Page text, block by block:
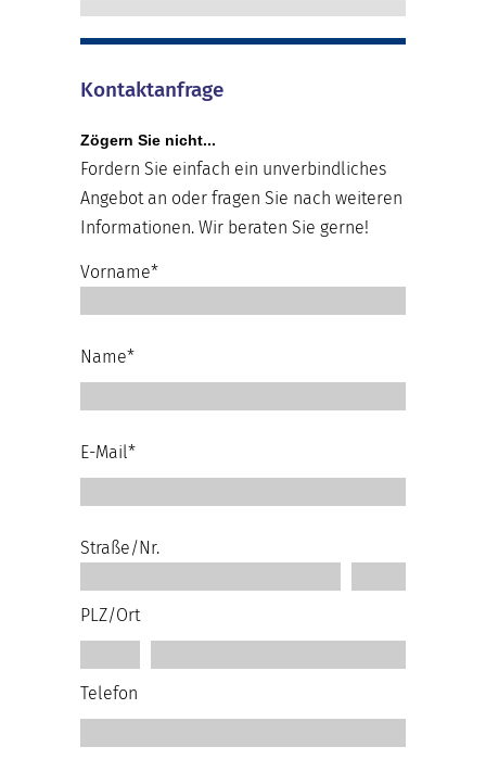
Kontaktanfrage
Zögern Sie nicht...
Fordern Sie einfach ein unverbindliches
Angebot an oder fragen Sie nach weiteren
Informationen. Wir beraten Sie gerne!
Vorname*
Name*
E-Mail*
Straße/Nr.
PLZ/Ort
Telefon